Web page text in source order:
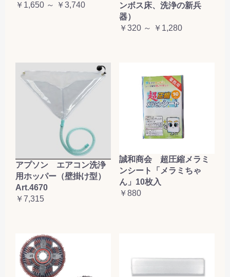
￥1,650 ～ ￥3,740
ンボス床、洗浄の新兵
器）
￥320 ～ ￥1,280
アプソン エアコン洗浄
用ホッパー（壁掛け型）
Art.4670
￥7,315
誠和商会 超圧縮メラミ
ンシート「メラミちゃ
ん」10枚入
￥880